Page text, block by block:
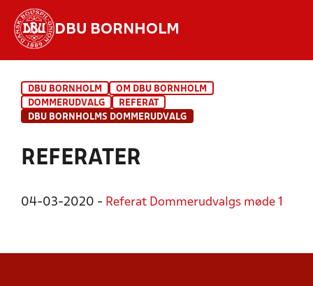
DBU BORNHOLM
INDHOLD OG NYHEDER
DBU BORNHOLM
OM DBU BORNHOLM
DOMMERUDVALG
REFERAT
DBU BORNHOLMS DOMMERUDVALG
REFERATER
04-03-2020 - Referat Dommerudvalgs møde 1